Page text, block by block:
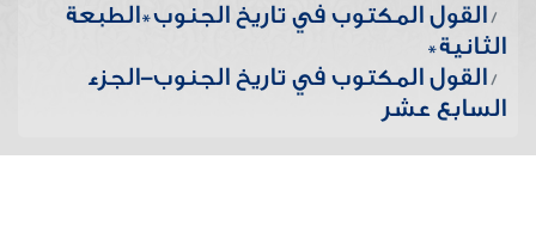
القول المكتوب في تاريخ الجنوب*الطبعة
الثانية*
القول المكتوب في تاريخ الجنوب-الجزء
السابع عشر